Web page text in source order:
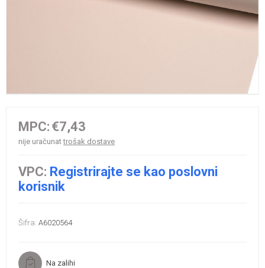
MPC: €7,43
nije uračunattrošak dostave
VPC: Registrirajte se kao poslovni
korisnik
Šifra: A6020564
Na zalihi